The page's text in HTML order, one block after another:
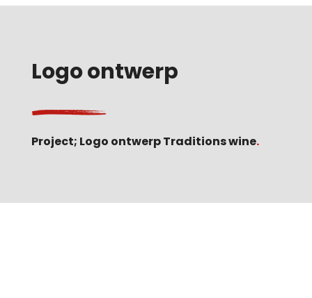
Logo ontwerp
Project; Logo ontwerp Traditions wine.